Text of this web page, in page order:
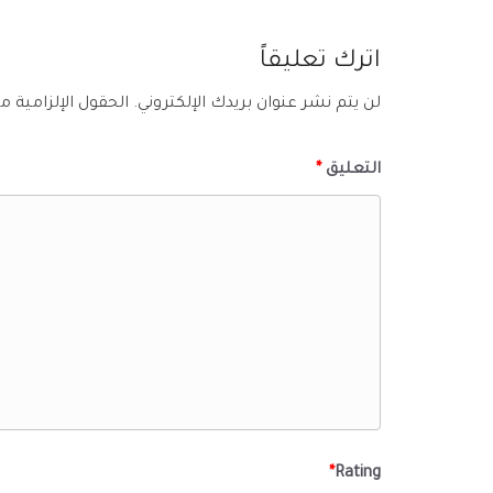
اترك تعليقاً
لن يتم نشر عنوان بريدك الإلكتروني. الحقول الإلزامية
التعليق *
Rating
*